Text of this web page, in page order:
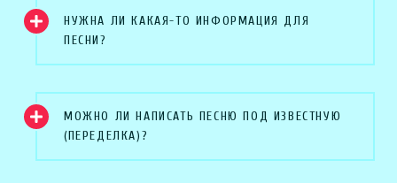
НУЖНА ЛИ КАКАЯ-ТО ИНФОРМАЦИЯ ДЛЯ
ПЕСНИ?
МОЖНО ЛИ НАПИСАТЬ ПЕСНЮ ПОД ИЗВЕСТНУЮ
(ПЕРЕДЕЛКА)?